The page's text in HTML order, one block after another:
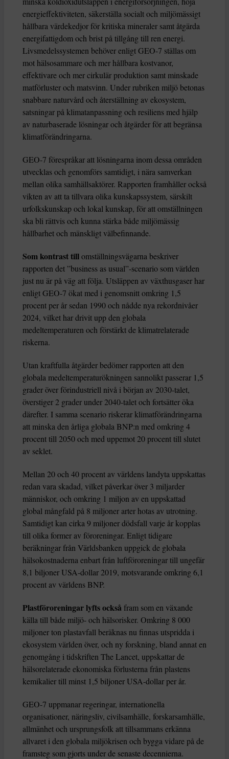
energieffektiviteten, säkerställa socialt och miljömässigt
hållbara värdekedjor för kritiska mineraler samt åtgärda
energifattigdom och brist på tillgång till ren energi.
Livsmedelssystemen behöver enligt GEO-7 ställas om
mot hälsosammare och mer hållbara kostvanor,
effektivare och mer cirkulär produktion samt minskade
matförluster och matsvinn. Under rubriken miljö betonas
snabbare naturvård och återställning av ekosystem,
satsningar på klimatanpassning och resiliens med hjälp
av naturbaserade lösningar och åtgärder för att begränsa
klimatförändringarna.
GEO-7 förespråkar att lösningarna inom dessa områden
utvecklas och genomförs samtidigt, i nära samverkan
mellan olika samhällsaktörer. Rapporten framhåller också
vikten av att ta tillvara olika kunskapssystem, särskilt
urfolkskunskap och lokal kunskap, för att omställningen
ska bli rättvis och kunna stärka både miljömässig
hållbarhet och mänskligt välbefinnande.
Som kontrast tillomställningsvägarna beskriver
rapporten det ”business as usual”-scenario som världen
just nu är på väg att följa. Utsläppen av växthusgaser har
enligt GEO-7 ökat med i genomsnitt omkring 1,5
procent per år sedan 1990 och nådde nya rekordnivåer
2024, vilket har drivit upp den globala
medeltemperaturen och förstärkt de klimatrelaterade
riskerna.
Utan kraftfulla åtgärder bedömer rapporten att den
globala medeltemperaturökningen sannolikt passerar 1,5
grader över förindustriell nivå i början av 2030-talet,
överstiger 2 grader under 2040-talet och fortsätter öka
därefter. I samma scenario riskerar klimatförändringarna
att minska den årliga globala BNP:n med omkring 4
procent till 2050 och med uppemot 20 procent till slutet
av seklet.
Mellan 20 och 40 procent av världens landyta uppskattas
redan vara skadad, vilket påverkar över 3 miljarder
människor, och omkring 1 miljon av en uppskattad
global mångfald på 8 miljoner arter hotas av utrotning.
Samtidigt kan cirka 9 miljoner dödsfall varje år kopplas
till olika former av föroreningar. Enligt tidigare
beräkningar från Världsbanken uppgick de globala
hälsokostnaderna enbart från luftföroreningar till ungefär
8,1 biljoner USA-dollar 2019, motsvarande omkring 6,1
procent av världens BNP.
Plastföroreningar lyfts ocksåfram som en växande
källa till både miljö- och hälsorisker. Omkring 8 000
miljoner ton plastavfall beräknas nu finnas utspridda i
ekosystem världen över, och ny forskning, bland annat en
genomgång i tidskriften The Lancet, uppskattar de
hälsorelaterade ekonomiska förlusterna från plastens
kemikalier till minst 1,5 biljoner USA-dollar per år.
GEO-7 uppmanar regeringar, internationella
organisationer, näringsliv, civilsamhälle, forskarsamhälle,
allmänhet och ursprungsfolk att tillsammans erkänna
allvaret i den globala miljökrisen och bygga vidare på de
framsteg som gjorts under de senaste decennierna.